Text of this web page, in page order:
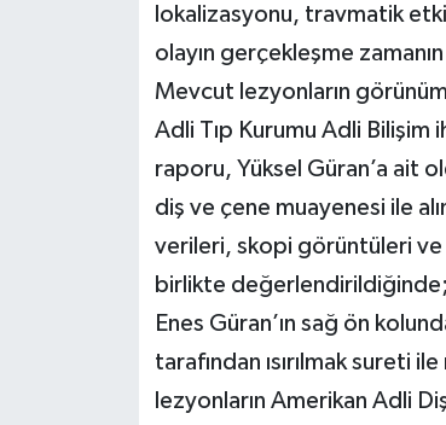
lokalizasyonu, travmatik
olayın gerçekleşme
Mevcut lezyonların
Adli Tıp Kurumu Adli Bilişim
raporu, Yüksel Güran’a ait
diş ve çene muayenesi ile
verileri, skopi görüntüleri
birlikte değerlendirildiğinde;
Enes Güran’ın sağ ön
tarafından ısırılmak sureti
lezyonların Amerikan Adli